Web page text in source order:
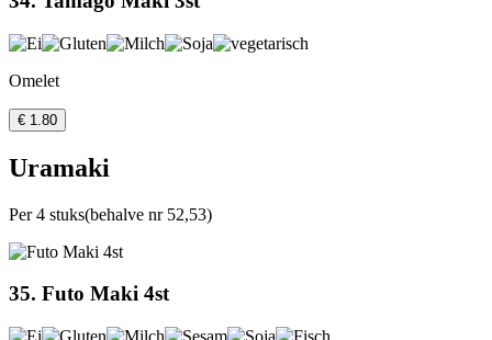
Omelet
€ 1.80
Uramaki
Per 4 stuks(behalve nr 52,53)
35. Futo Maki 4st